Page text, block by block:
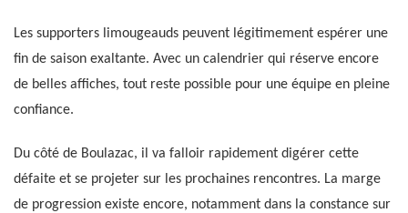
Les supporters limougeauds peuvent légitimement espérer une
fin de saison exaltante. Avec un calendrier qui réserve encore
de belles affiches, tout reste possible pour une équipe en pleine
confiance.
Du côté de Boulazac, il va falloir rapidement digérer cette
défaite et se projeter sur les prochaines rencontres. La marge
de progression existe encore, notamment dans la constance sur